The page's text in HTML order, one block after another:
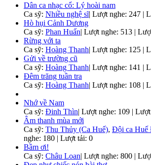
Dân ca nhạc cổ: Lý hoài nam
Ca sỹ: Nhiều nghệ sĩ| Lượt nghe: 247 |
Hò hụi Cảnh Dương
Ca sỹ: Phan Huấn| Lượt nghe: 513 |
Rừng với ta
Ca sỹ: Hoàng Thanh| Lượt nghe: 125 |
Gửi về trường cũ
Ca sỹ: Hoàng Thanh| Lượt nghe: 141 |
Đêm trăng tuần tra
Ca sỹ: Hoàng Thanh| Lượt nghe: 108 |
Nhớ về Nam
Ca sỹ: Đinh Thìn| Lượt nghe: 109 |
Âm thanh mùa mới
Ca sỹ: Thu Thủy (Ca Huế), Đội ca
nghe: 180 | Lượt tải: 0
Bầm ơi!
Ca sỹ: Châu Loan| Lượt nghe: 800 |